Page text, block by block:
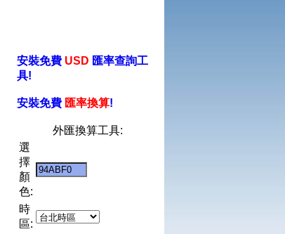
安裝免費 USD 匯率查詢工
具!
安裝免費 匯率換算!
外匯換算工具:
選
擇
顏
色:
時
區: